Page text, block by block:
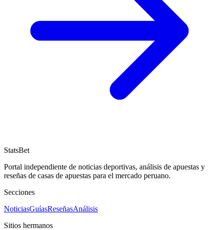
StatsBet
Portal independiente de noticias deportivas, análisis de apuestas y
reseñas de casas de apuestas para el mercado peruano.
Secciones
NoticiasGuíasReseñasAnálisis
Sitios hermanos